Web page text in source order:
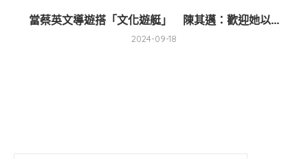
當蔡英文導遊搭「文化遊艇」 陳其邁：歡迎她以...
2024-09-18